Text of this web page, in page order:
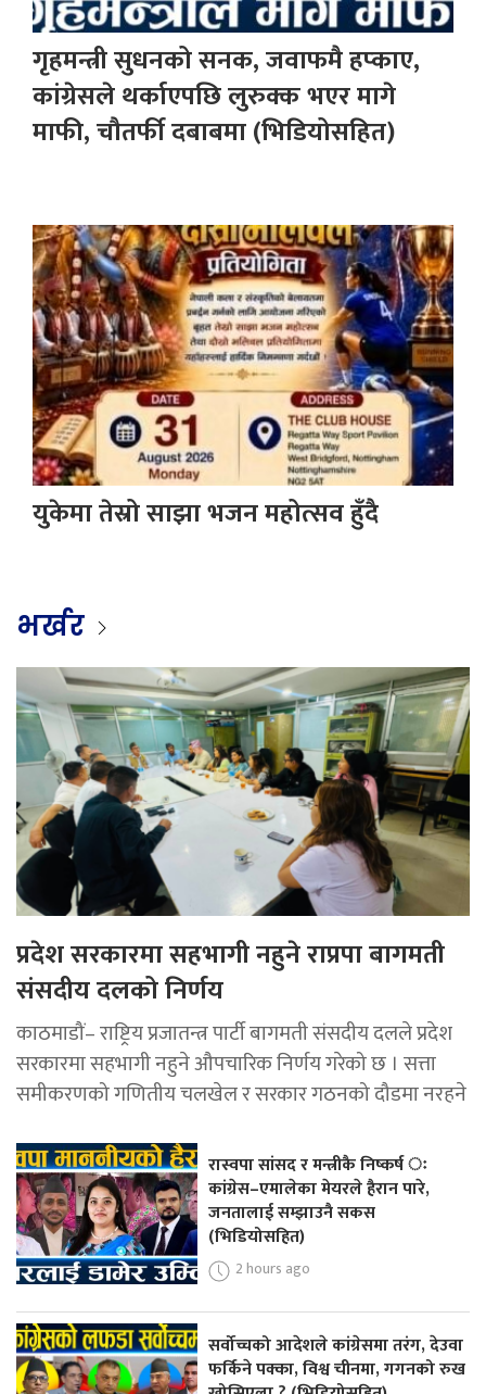
गृहमन्त्री सुधनको सनक, जवाफमै हप्काए,
कांग्रेसले थर्काएपछि लुरुक्क भएर मागे
माफी, चौतर्फी दबाबमा (भिडियोसहित)
युकेमा तेस्रो साझा भजन महोत्सव हुँदै
भर्खर
प्रदेश सरकारमा सहभागी नहुने राप्रपा बागमती
संसदीय दलको निर्णय
काठमाडौं– राष्ट्रिय प्रजातन्त्र पार्टी बागमती संसदीय दलले प्रदेश
सरकारमा सहभागी नहुने औपचारिक निर्णय गरेको छ । सत्ता
समीकरणको गणितीय चलखेल र सरकार गठनको दौडमा नरहने
रास्वपा सांसद र मन्त्रीकै निष्कर्ष ः
कांग्रेस–एमालेका मेयरले हैरान पारे,
जनतालाई सम्झाउनै सकस
(भिडियोसहित)
2 hours ago
सर्वोच्चको आदेशले कांग्रेसमा तरंग, देउवा
फर्किने पक्का, विश्व चीनमा, गगनको रुख